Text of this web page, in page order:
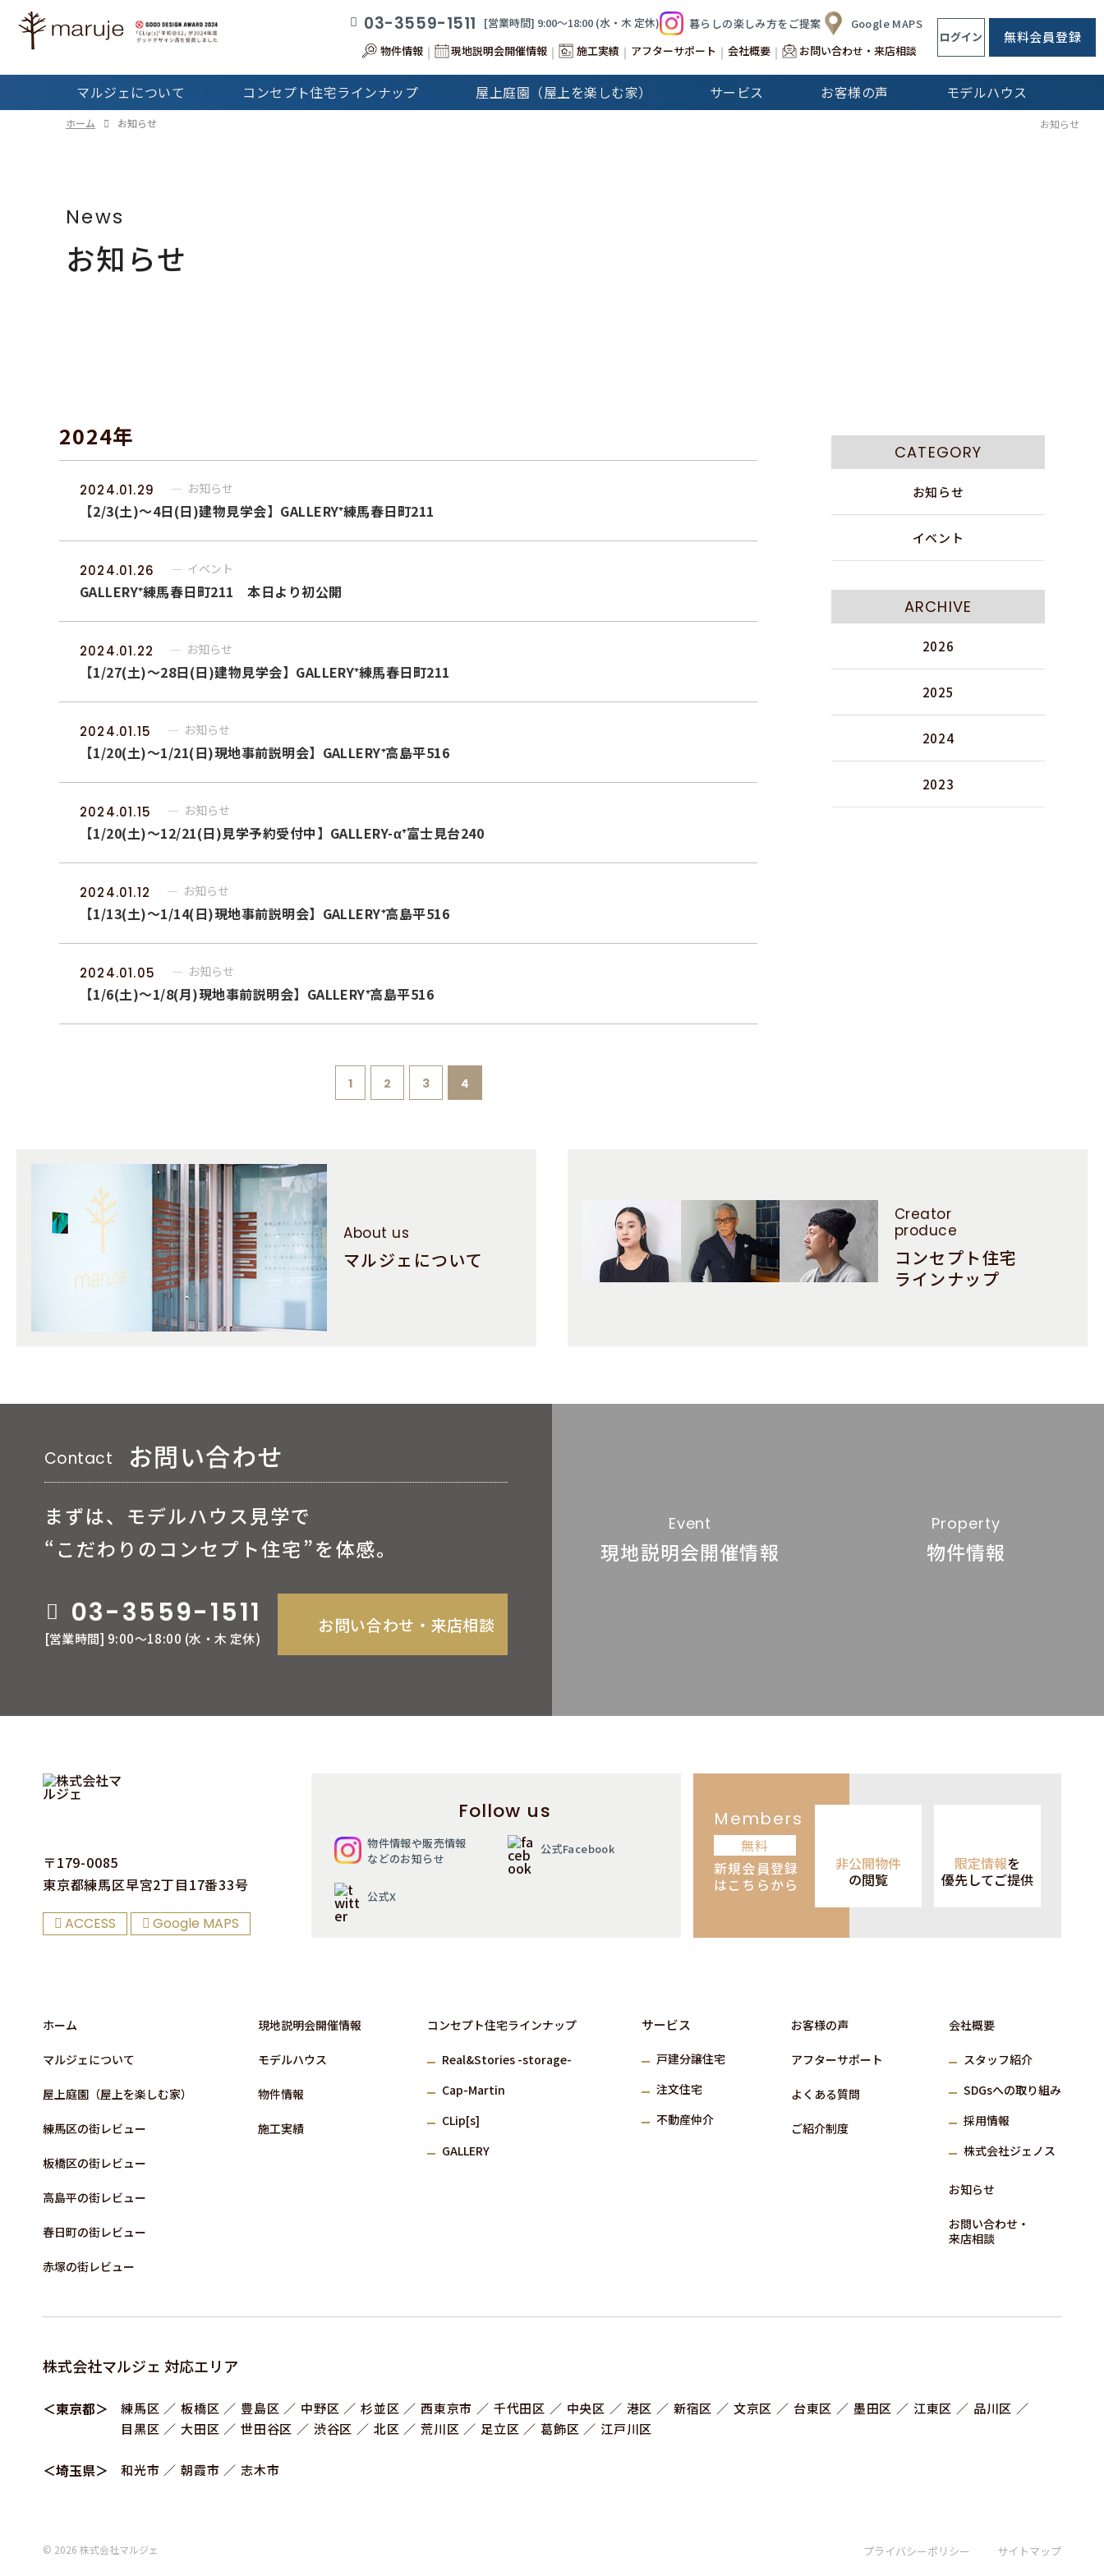
03-3559-1511 [営業時間] 9:00〜18:00 (⽔‧⽊ 定休) 暮らしの楽しみ方をご提案
Google MAPS
物件情報
現地説明会開催情報 施工実績 アフターサポート 会社概要 お問い合わせ・来店相談
ログイン 無料会員登録
マルジェについて コンセプト住宅ラインナップ
コンセプト住宅
ラインナップTOP
Real&Stories Cap-Martin CLip[s]
屋上庭園（屋上を楽しむ家） サービス
マルジェの
サービス
お客様の声 モデルハウス
ホーム お知らせ お知らせ
News
お知らせ
2024年
2024.01.29 お知らせ
【2/3(土)～4日(日)建物見学会】GALLERY⁺練馬春日町211
2024.01.26 イベント
GALLERY⁺練馬春日町211 本日より初公開
2024.01.22 お知らせ
【1/27(土)～28日(日)建物見学会】GALLERY⁺練馬春日町211
2024.01.15 お知らせ
【1/20(土)～1/21(日)現地事前説明会】GALLERY⁺高島平516
2024.01.15 お知らせ
【1/20(土)～12/21(日)見学予約受付中】GALLERY-α⁺富士見台240
2024.01.12 お知らせ
【1/13(土)～1/14(日)現地事前説明会】GALLERY⁺高島平516
2024.01.05 お知らせ
【1/6(土)～1/8(月)現地事前説明会】GALLERY⁺高島平516
1 2 3 4
CATEGORY
お知らせ
イベント
ARCHIVE
2026
2025
2024
2023
About us
マルジェについて
Creator
produce
コンセプト住宅
ラインナップ
Contact お問い合わせ
まずは、モデルハウス見学で
“こだわりのコンセプト住宅”を体感。
03-3559-1511
[営業時間] 9:00〜18:00 (⽔‧⽊ 定休)
お問い合わせ‧来店相談
Event
現地説明会開催情報
Property
物件情報
〒179-0085
東京都練⾺区早宮2丁⽬17番33号
ACCESS Google MAPS
Follow us
物件情報や販売情報
などのお知らせ
公式Facebook
公式X
Members
無料
新規会員登録
はこちらから
非公開物件
の閲覧
限定情報を
優先してご提供
ホーム
マルジェについて
屋上庭園（屋上を楽しむ家）
練⾺区の街レビュー
板橋区の街レビュー
高島平の街レビュー
春日町の街レビュー
赤塚の街レビュー
現地説明会開催情報
モデルハウス
物件情報
施⼯実績
コンセプト住宅ラインナップ
Real&Stories -storage-
Cap-Martin
CLip[s]
GALLERY
サービス
⼾建分譲住宅
注⽂住宅
不動産仲介
お客様の声
アフターサポート
よくある質問
ご紹介制度
会社概要
スタッフ紹介
SDGsへの取り組み
採⽤情報
株式会社ジェノス
お知らせ
お問い合わせ‧
来店相談
株式会社マルジェ 対応エリア
＜東京都＞ 練⾺区 板橋区 豊島区 中野区 杉並区 ⻄東京市 千代田区 中央区 港区 新宿区 文京区 台東区 墨田区 江東区
品川区
目黒区
大田区 世田谷区 渋谷区 北区 荒川区 足立区 葛飾区 江戸川区
＜埼玉県＞ 和光市 朝霞市 志木市
© 2026 株式会社マルジェ プライバシーポリシー サイトマップ